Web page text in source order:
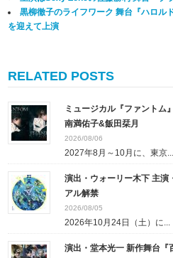
黒柳徹子のライフワーク 舞台『ハロル
を迎えて上演
RELATED POSTS
ミュージカル『ファントム
南満佑子&飯田栞月
2026/08/06
2027年8月～10月に、東京...
演出・ウォーリー木下 主演
アル解禁
2026/08/05
2026年10月24日（土）に...
演出・堂本光一 新作舞台『